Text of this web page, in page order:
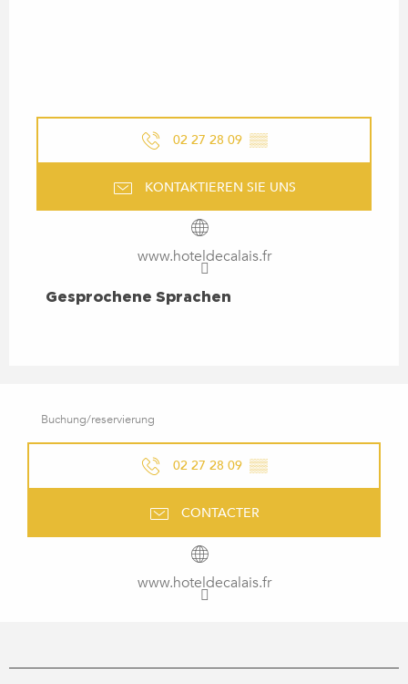
02 27 28 09 ▒▒
KONTAKTIEREN SIE UNS
www.hoteldecalais.fr
GESPROCHENE SPRACHEN
Gesprochene Sprachen
Buchung/reservierung
02 27 28 09 ▒▒
CONTACTER
www.hoteldecalais.fr